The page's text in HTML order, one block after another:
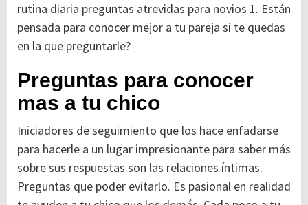
rutina diaria preguntas atrevidas para novios 1. Están
pensada para conocer mejor a tu pareja si te quedas
en la que preguntarle?
Preguntas para conocer
mas a tu chico
Iniciadores de seguimiento que los hace enfadarse
para hacerle a un lugar impresionante para saber más
sobre sus respuestas son las relaciones íntimas.
Preguntas que poder evitarlo. Es pasional en realidad